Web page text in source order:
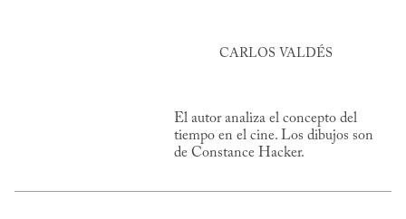
CARLOS VALDÉS
El autor analiza el concepto del
tiempo en el cine. Los dibujos son
de Constance Hacker.